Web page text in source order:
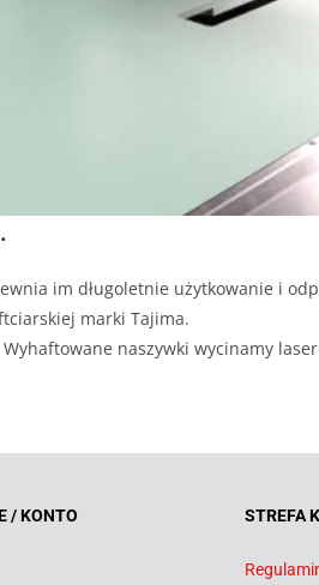
im długoletnie użytkowanie i
marki Tajima.
naszywki wycinamy
/ KONTO STREFA